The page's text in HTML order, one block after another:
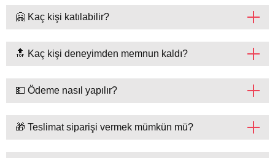
🤗 Kaç kişi katılabilir?
🔝 Kaç kişi deneyimden memnun kaldı?
💵 Ödeme nasıl yapılır?
🎁 Teslimat siparişi vermek mümkün mü?